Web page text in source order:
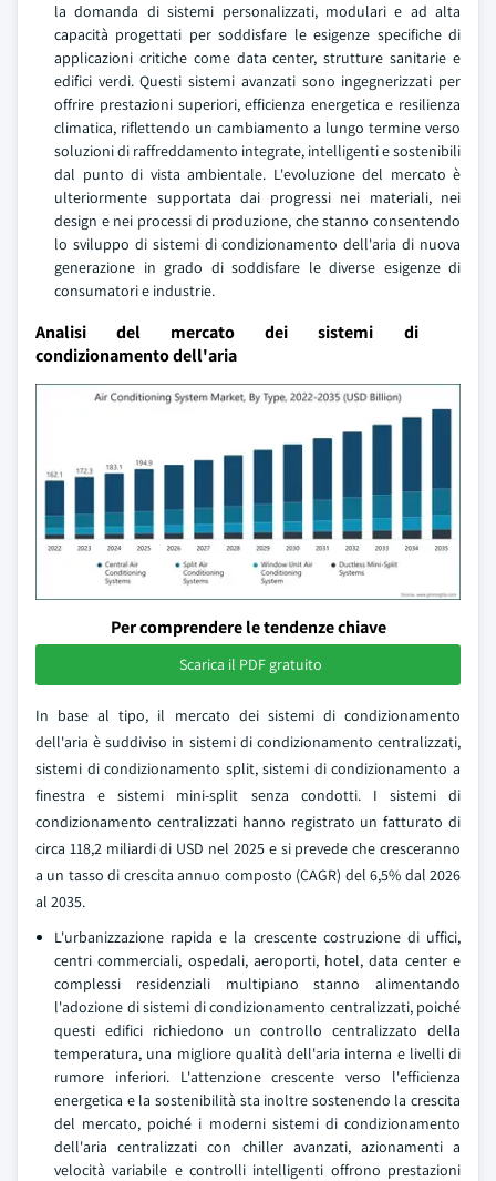
la domanda di sistemi personalizzati, modulari e ad alta
capacità progettati per soddisfare le esigenze specifiche di
applicazioni critiche come data center, strutture sanitarie e
edifici verdi. Questi sistemi avanzati sono ingegnerizzati per
offrire prestazioni superiori, efficienza energetica e resilienza
climatica, riflettendo un cambiamento a lungo termine verso
soluzioni di raffreddamento integrate, intelligenti e sostenibili
dal punto di vista ambientale. L'evoluzione del mercato è
ulteriormente supportata dai progressi nei materiali, nei
design e nei processi di produzione, che stanno consentendo
lo sviluppo di sistemi di condizionamento dell'aria di nuova
generazione in grado di soddisfare le diverse esigenze di
consumatori e industrie.
Analisi del mercato dei sistemi di
condizionamento dell'aria
Per comprendere le tendenze chiave
Scarica il PDF gratuito
In base al tipo, il mercato dei sistemi di condizionamento
dell'aria è suddiviso in sistemi di condizionamento centralizzati,
sistemi di condizionamento split, sistemi di condizionamento a
finestra e sistemi mini-split senza condotti. I sistemi di
condizionamento centralizzati hanno registrato un fatturato di
circa 118,2 miliardi di USD nel 2025 e si prevede che cresceranno
a un tasso di crescita annuo composto (CAGR) del 6,5% dal 2026
al 2035.
L'urbanizzazione rapida e la crescente costruzione di uffici,
centri commerciali, ospedali, aeroporti, hotel, data center e
complessi residenziali multipiano stanno alimentando
l'adozione di sistemi di condizionamento centralizzati, poiché
questi edifici richiedono un controllo centralizzato della
temperatura, una migliore qualità dell'aria interna e livelli di
rumore inferiori. L'attenzione crescente verso l'efficienza
energetica e la sostenibilità sta inoltre sostenendo la crescita
del mercato, poiché i moderni sistemi di condizionamento
dell'aria centralizzati con chiller avanzati, azionamenti a
velocità variabile e controlli intelligenti offrono prestazioni